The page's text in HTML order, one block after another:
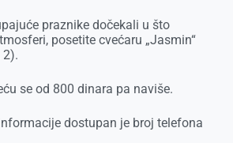
praznike dočekali u što
posetite cvećaru „Jasmin“
2).
se od 800 dinara pa naviše.
dostupan je broj telefona